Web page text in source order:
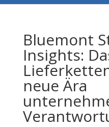
Bluemont
Insights:
neue Ära